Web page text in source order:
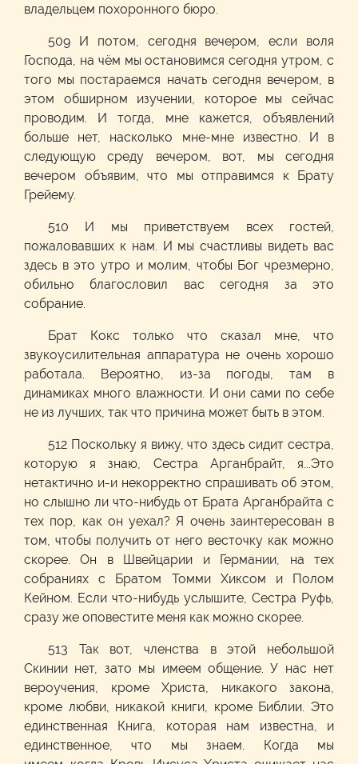
владельцем похоронного бюро.
509 И потом, сегодня вечером, если воля
Господа, на чём мы остановимся сегодня утром, с
того мы постараемся начать сегодня вечером, в
этом обширном изучении, которое мы сейчас
проводим. И тогда, мне кажется, объявлений
больше нет, насколько мне-мне известно. И в
следующую среду вечером, вот, мы сегодня
вечером объявим, что мы отправимся к Брату
Грейему.
510 И мы приветствуем всех гостей,
пожаловавших к нам. И мы счастливы видеть вас
здесь в это утро и молим, чтобы Бог чрезмерно,
обильно благословил вас сегодня за это
собрание.
Брат Кокс только что сказал мне, что
звукоусилительная аппаратура не очень хорошо
работала. Вероятно, из-за погоды, там в
динамиках много влажности. И они сами по себе
не из лучших, так что причина может быть в этом.
512 Поскольку я вижу, что здесь сидит сестра,
которую я знаю, Сестра Арганбрайт, я...Это
нетактично и-и некорректно спрашивать об этом,
но слышно ли что-нибудь от Брата Арганбрайта с
тех пор, как он уехал? Я очень заинтересован в
том, чтобы получить от него весточку как можно
скорее. Он в Швейцарии и Германии, на тех
собраниях с Братом Томми Хиксом и Полом
Кейном. Если что-нибудь услышите, Сестра Руфь,
сразу же оповестите меня как можно скорее.
513 Так вот, членства в этой небольшой
Скинии нет, зато мы имеем общение. У нас нет
вероучения, кроме Христа, никакого закона,
кроме любви, никакой книги, кроме Библии. Это
единственная Книга, которая нам известна, и
единственное, что мы знаем. Когда мы